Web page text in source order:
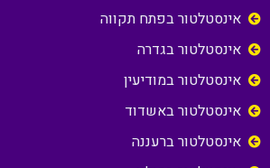
אינסטלטור בפתח תקווה
אינסטלטור בגדרה
אינסטלטור במודיעין
אינסטלטור באשדוד
אינסטלטור ברעננה